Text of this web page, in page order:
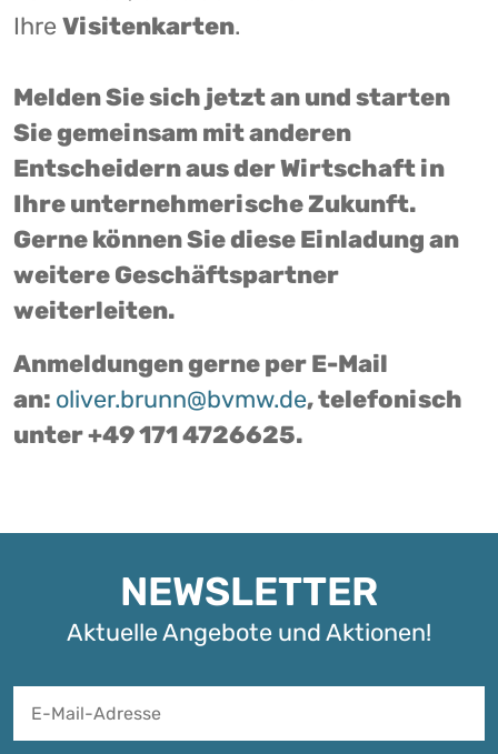
Ihre Visitenkarten.
Melden Sie sich jetzt an und starten
Sie gemeinsam mit anderen
Entscheidern aus der Wirtschaft in
Ihre unternehmerische Zukunft.
Gerne können Sie diese Einladung an
weitere Geschäftspartner
weiterleiten.
Anmeldungen gerne per E-Mail
an: oliver.brunn@bvmw.de, telefonisch
unter +49 171 4726625.
NEWSLETTER
Aktuelle Angebote und Aktionen!